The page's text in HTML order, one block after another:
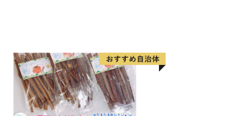
ると言われています。
が盛んだった吉川には、
路や小川が各所に流れていました。
物の住みかとなり、